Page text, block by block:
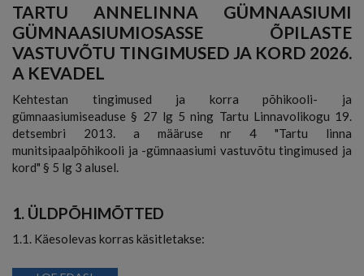
TARTU ANNELINNA GÜMNAASIUMI
GÜMNAASIUMIOSASSE ÕPILASTE
VASTUVÕTU TINGIMUSED JA KORD 2026.
A KEVADEL
Kehtestan tingimused ja korra põhikooli- ja
gümnaasiumiseaduse § 27 lg 5 ning Tartu Linnavolikogu 19.
detsembri 2013. a määruse nr 4 "Tartu linna
munitsipaalpõhikooli ja -gümnaasiumi vastuvõtu tingimused ja
kord" § 5 lg 3 alusel.
1. ÜLDPÕHIMÕTTED
1.1. Käesolevas korras käsitletakse: